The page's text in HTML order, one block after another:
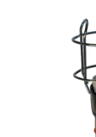
KÁBLE A VODIČE
SVORKY,